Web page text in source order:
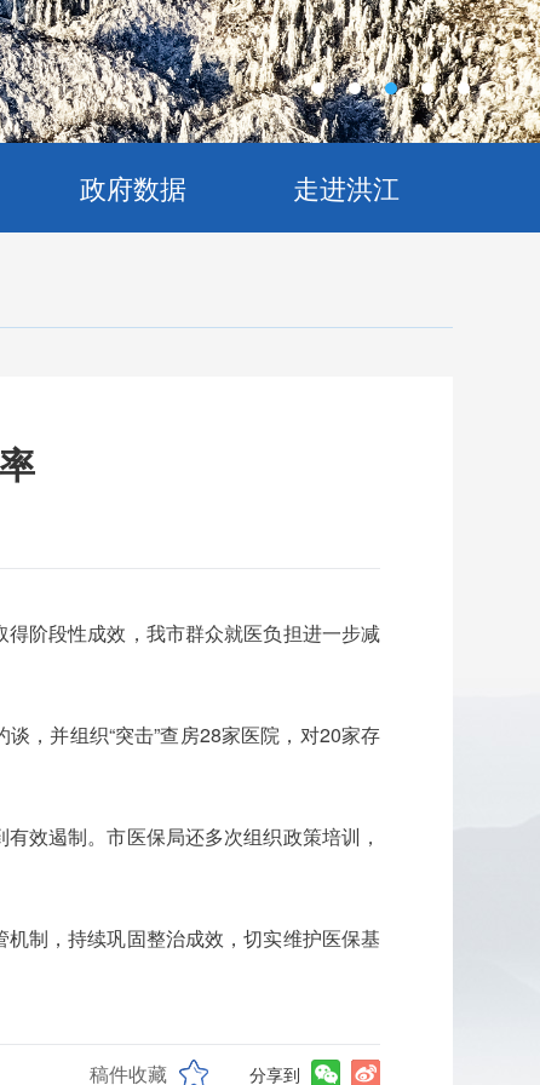
政府数据 走进洪江
阶段性成效，我市群众就医负担进一步减
，并组织“突击”查房28家医院，对20家存
效遏制。市医保局还多次组织政策培训，
制，持续巩固整治成效，切实维护医保基
稿件收藏 分享到